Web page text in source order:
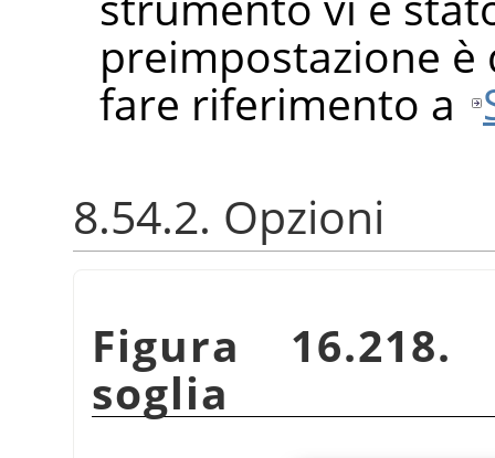
preimpostazione è
fare riferimento a
8.54.2. Opzioni
Figura
soglia